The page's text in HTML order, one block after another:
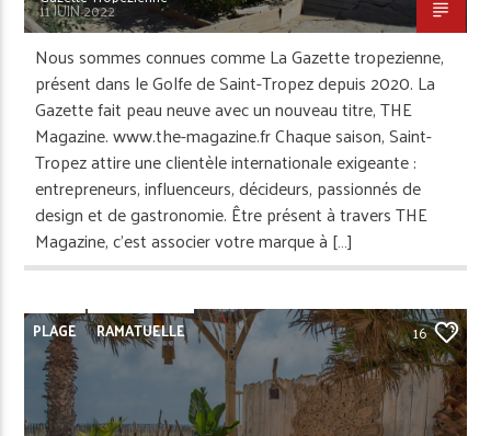
11 JUIN 2022
Nous sommes connues comme La Gazette tropezienne,
présent dans le Golfe de Saint-Tropez depuis 2020. La
Gazette fait peau neuve avec un nouveau titre, THE
Magazine. www.the-magazine.fr Chaque saison, Saint-
Tropez attire une clientèle internationale exigeante :
entrepreneurs, influenceurs, décideurs, passionnés de
design et de gastronomie. Être présent à travers THE
Magazine, c’est associer votre marque à […]
PLAGE RAMATUELLE 16